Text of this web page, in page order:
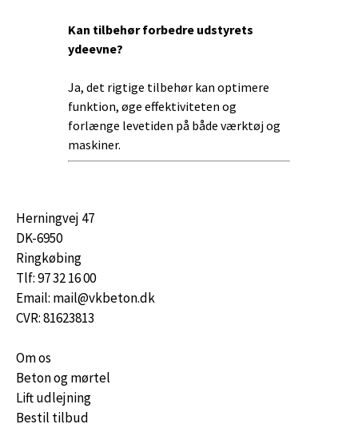
Kan tilbehør forbedre udstyrets
ydeevne?
Ja, det rigtige tilbehør kan optimere
funktion, øge effektiviteten og
forlænge levetiden på både værktøj og
maskiner.
Herningvej 47
DK-6950
Ringkøbing
Tlf: 97 32 16 00
Email: mail@vkbeton.dk
CVR: 81623813
Om os
Beton og mørtel
Lift udlejning
Bestil tilbud